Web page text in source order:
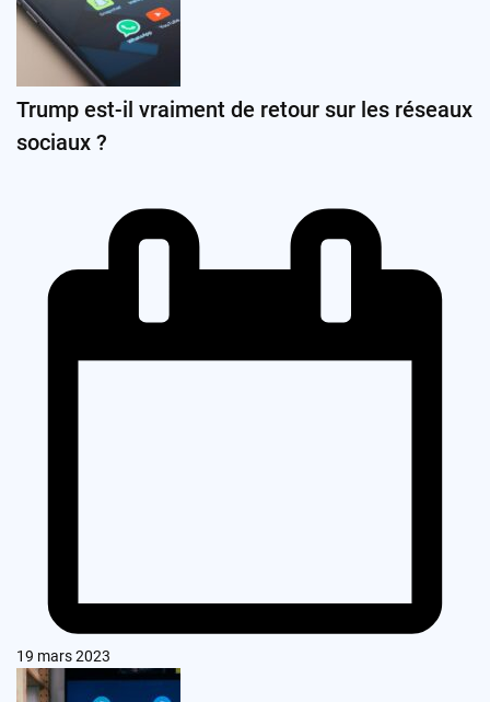
Trump est-il vraiment de retour sur les réseaux
sociaux ?
19 mars 2023